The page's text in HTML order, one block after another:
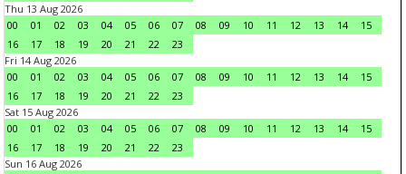
Thu 13 Aug 2026
00
01 02 03 04 05 06 07 08 09 10 11 12 13 14
15
16
17 18 19 20 21 22
23
Fri 14 Aug 2026
00
01 02 03 04 05 06 07 08 09 10 11 12 13 14
15
16
17 18 19 20 21 22
23
Sat 15 Aug 2026
00
01 02 03 04 05 06 07 08 09 10 11 12 13 14
15
16
17 18 19 20 21 22
23
Sun 16 Aug 2026